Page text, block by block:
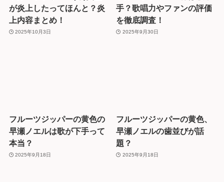
が炎上したってほんと？炎
上内容まとめ！
2025年10月3日
手？歌唱力やファンの評価
を徹底調査！
2025年9月30日
フルーツジッパーの黄色の
早瀬ノエルは歌が下手って
本当？
2025年9月18日
フルーツジッパーの黄色、
早瀬ノエルの歯並びが話
題？
2025年9月18日